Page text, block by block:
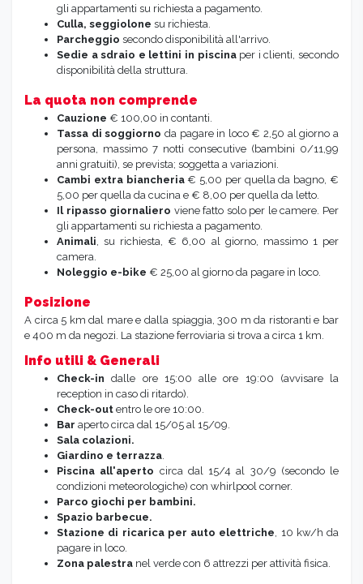
gli appartamenti su richiesta a pagamento.
Culla, seggiolone su richiesta.
Parcheggio secondo disponibilità all'arrivo.
Sedie a sdraio e lettini in piscinaper i clienti, secondo
disponibilità della struttura.
La quota non comprende
Cauzione € 100,00 in contanti.
Tassa di soggiorno da pagare in loco € 2,50 al giorno a
persona, massimo 7 notti consecutive (bambini 0/11,99
anni gratuiti), se prevista; soggetta a variazioni.
Cambi extra biancheria€ 5,00 per quella da bagno, €
5,00 per quella da cucina e € 8,00 per quella da letto.
Il ripasso giornaliero viene fatto solo per le camere. Per
gli appartamenti su richiesta a pagamento.
Animali , su richiesta, € 6,00 al giorno, massimo 1 per
camera.
Noleggio e-bike € 25,00 al giorno da pagare in loco.
Posizione
A circa 5 km dal mare e dalla spiaggia, 300 m da ristoranti e bar
e 400 m da negozi. La stazione ferroviaria si trova a circa 1 km.
Info utili & Generali
Check-indalle ore 15:00 alle ore 19:00 (avvisare la
reception in caso di ritardo).
Check-out entro le ore 10:00.
Bar aperto circa dal 15/05 al 15/09.
Sala colazioni.
Giardino e terrazza
Piscina all'aperto circa dal 15/4 al 30/9 (secondo le
condizioni meteorologiche) con whirlpool corner.
Parco giochi per bambini.
Spazio barbecue.
Stazione di ricarica per auto elettriche , 10 kw/h da
pagare in loco.
Zona palestra nel verde con 6 attrezzi per attività fisica.